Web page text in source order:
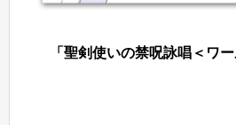
「聖剣使いの禁呪詠唱＜ワ